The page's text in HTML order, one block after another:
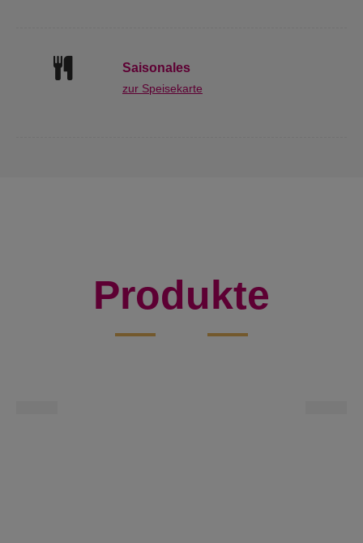
Saisonales
zur Speisekarte
Produkte